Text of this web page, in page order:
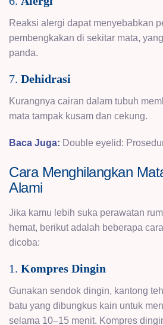
Reaksi alergi dapat menyebabkan
pembengkakan di sekitar mata,
panda.
7. Dehidrasi
Kurangnya cairan dalam tubuh
mata tampak kusam dan cekung.
Baca Juga: Double eyelid:
Cara Menghilangkan
Alami
Jika kamu lebih suka perawatan
hemat, berikut adalah beberapa
dicoba:
1. Kompres Dingin
Gunakan sendok dingin, kantong
batu yang dibungkus kain untuk
selama 10–15 menit. Kompres